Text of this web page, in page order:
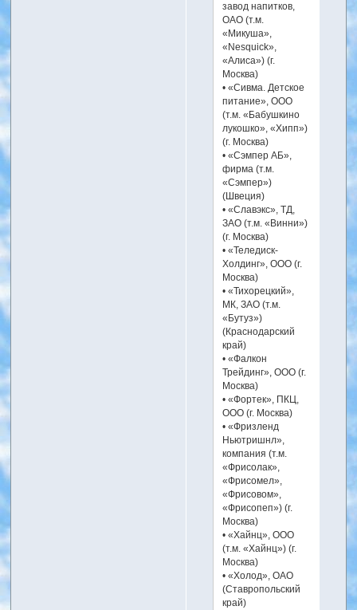
завод напитков,
ОАО (т.м.
«Микуша»,
«Nesquick»,
«Алиса») (г.
Москва)
• «Сивма. Детское
питание», ООО
(т.м. «Бабушкино
лукошко», «Хипп»)
(г. Москва)
• «Сэмпер АБ»,
фирма (т.м.
«Сэмпер»)
(Швеция)
• «Славэкс», ТД,
ЗАО (т.м. «Винни»)
(г. Москва)
• «Теледиск-
Холдинг», ООО (г.
Москва)
• «Тихорецкий»,
МК, ЗАО (т.м.
«Бутуз»)
(Краснодарский
край)
• «Фалкон
Трейдинг», ООО (г.
Москва)
• «Фортек», ПКЦ,
ООО (г. Москва)
• «Фризленд
Ньютришнл»,
компания (т.м.
«Фрисолак»,
«Фрисомел»,
«Фрисовом»,
«Фрисопеп») (г.
Москва)
• «Хайнц», ООО
(т.м. «Хайнц») (г.
Москва)
• «Холод», ОАО
(Ставропольский
край)